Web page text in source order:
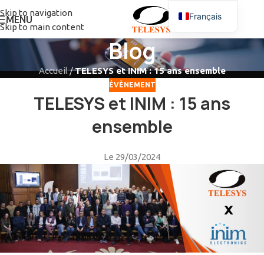
Skip to navigation
Skip to main content
MENU
Blog
Accueil/TELESYS et INIM : 15 ans ensemble
ÉVÈNEMENT
TELESYS et INIM : 15 ans
ensemble
Le 29/03/2024
Français